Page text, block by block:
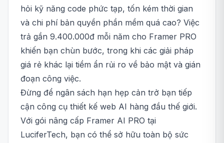
hỏi kỹ năng code phức tạp, tốn kém thời gian
và chi phí bản quyền phần mềm quá cao? Việc
trả gần 9.400.000đ mỗi năm cho Framer PRO
khiến bạn chùn bước, trong khi các giải pháp
giá rẻ khác lại tiềm ẩn rủi ro về bảo mật và gián
đoạn công việc.
Đừng để ngân sách hạn hẹp cản trở bạn tiếp
cận công cụ thiết kế web AI hàng đầu thế giới.
Với gói nâng cấp Framer AI PRO tại
LuciferTech, bạn có thể sở hữu toàn bộ sức